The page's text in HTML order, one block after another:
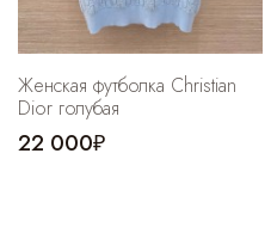
Женская футболка Christian
Dior голубая
22 000₽